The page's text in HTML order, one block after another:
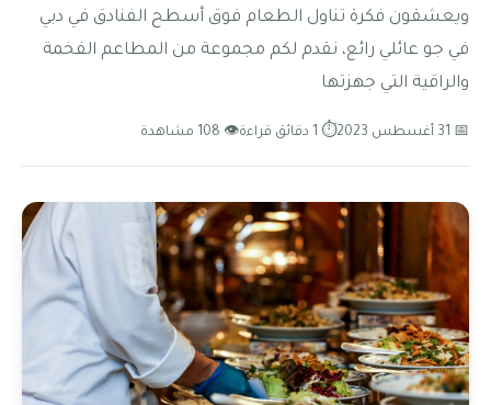
ويعشقون فكرة تناول الطعام فوق أسطح الفنادق في دبي
في جو عائلي رائع، نقدم لكم مجموعة من المطاعم الفخمة
والراقية التي جهزتها
📅 31 أغسطس 2023 ⏱ 1 دقائق قراءة 👁 108 مشاهدة